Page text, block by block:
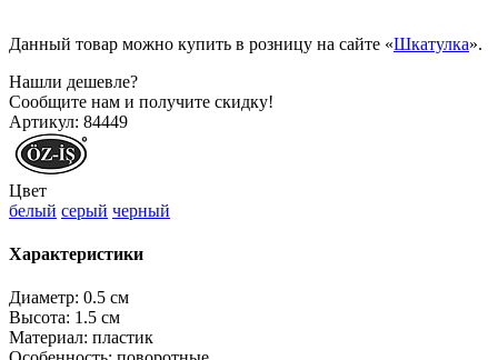
Данный товар можно купить в розницу на сайте «Шкатулка».
Нашли дешевле?
Сообщите нам и получите скидку!
Артикул: 84449
Цвет
белый серый черный
Характеристики
Диаметр: 0.5 см
Высота: 1.5 см
Материал: пластик